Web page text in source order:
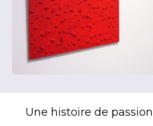
Une histoire de